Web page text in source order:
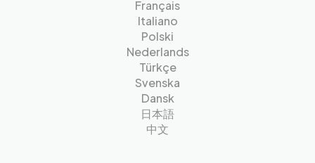
Français
Italiano
Polski
Nederlands
Türkçe
Svenska
Dansk
日本語
中文